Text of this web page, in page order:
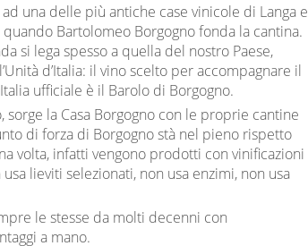
una delle più antiche case vinicole di Langa e
Bartolomeo Borgogno fonda la cantina.
si lega spesso a quella del nostro Paese,
d’Italia: il vino scelto per accompagnare il
ufficiale è il Barolo di Borgogno.
la Casa Borgogno con le proprie cantine
di forza di Borgogno stà nel pieno rispetto
volta, infatti vengono prodotti con vinificazioni
lieviti selezionati, non usa enzimi, non usa
le stesse da molti decenni con
a mano.